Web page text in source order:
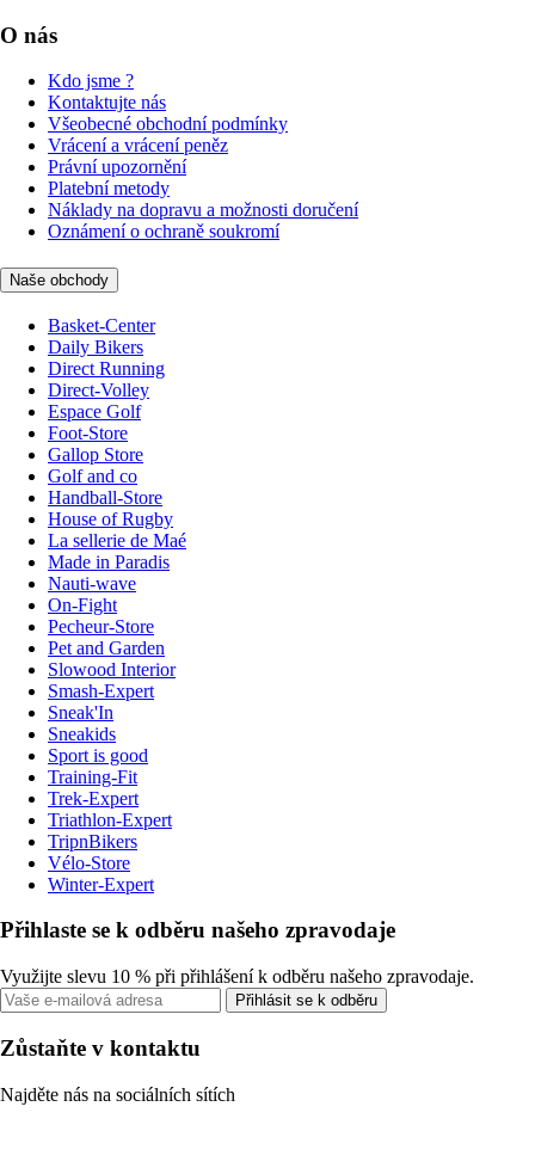
O nás
Kdo jsme ?
Kontaktujte nás
Všeobecné obchodní podmínky
Vrácení a vrácení peněz
Právní upozornění
Platební metody
Náklady na dopravu a možnosti doručení
Oznámení o ochraně soukromí
Naše obchody
Basket-Center
Daily Bikers
Direct Running
Direct-Volley
Espace Golf
Foot-Store
Gallop Store
Golf and co
Handball-Store
House of Rugby
La sellerie de Maé
Made in Paradis
Nauti-wave
On-Fight
Pecheur-Store
Pet and Garden
Slowood Interior
Smash-Expert
Sneak'In
Sneakids
Sport is good
Training-Fit
Trek-Expert
Triathlon-Expert
TripnBikers
Vélo-Store
Winter-Expert
Přihlaste se k odběru našeho zpravodaje
Využijte slevu 10 % při přihlášení k odběru našeho zpravodaje.
Přihlásit se k odběru
Zůstaňte v kontaktu
Najděte nás na sociálních sítích